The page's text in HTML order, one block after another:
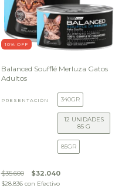
10% OFF
Balanced Soufflé Merluza Gatos
Adultos
PRESENTACIÓN 340GR
12 UNIDADES
85 G
85GR
$35.600 $32.040
$28.836 con Efectivo